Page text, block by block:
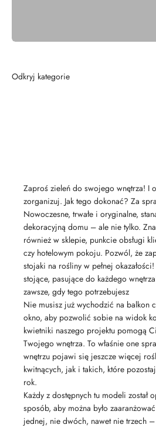
Zaproś zieleń do swojego wnętrza! I
zorganizuj. Jak tego dokonać? Za
Nowoczesne, trwałe i oryginalne,
dekoracyjną domu – ale nie tylko.
również w sklepie, punkcie obsługi
czy hotelowym pokoju. Pozwól, że
stojaki na rośliny w pełnej
stojące, pasujące do każdego
zawsze, gdy tego potrzebujesz
Nie musisz już wychodzić na balkon
okno, aby pozwolić sobie na widok
kwietniki naszego projektu pomogą
Twojego wnętrza. To właśnie one
wnętrzu pojawi się jeszcze więcej
kwitnących, jak i takich, które
rok.
Każdy z dostępnych tu modeli został
sposób, aby można było
jednej, nie dwóch, nawet nie trzech